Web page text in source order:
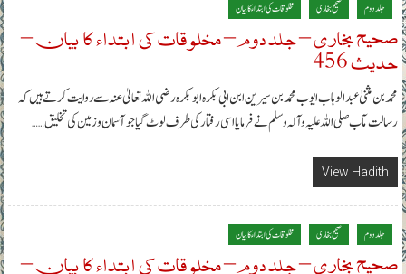
جلد دوم صحیح بخاری مخلوقات کی ابتداء کا بیان
صحیح بخاری – جلد دوم – مخلوقات کی ابتداء کا بیان –
حدیث 456
محمد بن مثنیٰ عبدالوہاب ایوب محمد بن سیرین ابن ابی بکرہ ابوبکرہ رضی اللہ تعالیٰ عنہ سے روایت کرتے ہیں کہ
رسالت مآب صلی اللہ علیہ وآلہ وسلم نے فرمایا اسی رفتار کی طرف لوٹ گیا جو آسمان و زمین کی تخلیق……
View Hadith
جلد دوم صحیح بخاری مخلوقات کی ابتداء کا بیان
صحیح بخاری – جلد دوم – مخلوقات کی ابتداء کا بیان –